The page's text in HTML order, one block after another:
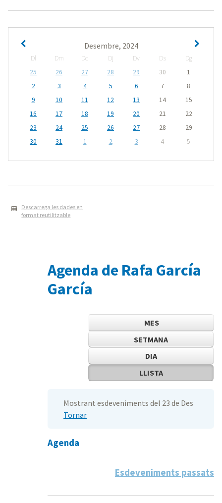
Desembre, 2024
Dl Dm Dc Dj Dv Ds
Dg
25
26 27 28 29 30
1
2
3 4 5 6 7
8
9
10 11 12 13 14
15
16
17 18 19 20 21
22
23
24 25 26 27 28
29
30
31 1 2 3 4 5
Descarrega les dades en
format reutilitzable
Agenda de Rafa García
García
MES
SETMANA
DIA
LLISTA
Mostrant esdeveniments del 23 de Des
Tornar
Agenda
Esdeveniments passats